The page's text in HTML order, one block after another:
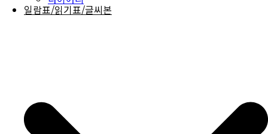
일람표/읽기표/글씨본